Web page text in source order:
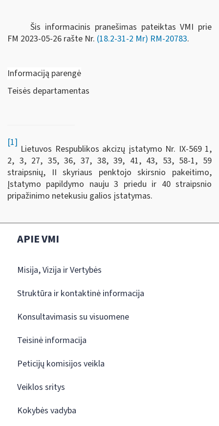
Šis informacinis pranešimas pateiktas VMI prie
FM 2023-05-26 rašte Nr. (18.2-31-2 Mr) RM-20783.
Informaciją parengė
Teisės departamentas
[1]
Lietuvos Respublikos akcizų įstatymo Nr. IX-569 1,
2, 3, 27, 35, 36, 37, 38, 39, 41, 43, 53, 58-1, 59
straipsnių, II skyriaus penktojo skirsnio pakeitimo,
Įstatymo papildymo nauju 3 priedu ir 40 straipsnio
pripažinimo netekusiu galios įstatymas.
APIE VMI
Misija, Vizija ir Vertybės
Struktūra ir kontaktinė informacija
Konsultavimasis su visuomene
Teisinė informacija
Peticijų komisijos veikla
Veiklos sritys
Kokybės vadyba